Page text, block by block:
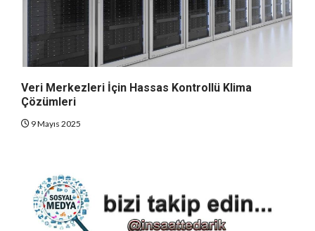
Veri Merkezleri İçin Hassas Kontrollü Klima
Çözümleri
9 Mayıs 2025